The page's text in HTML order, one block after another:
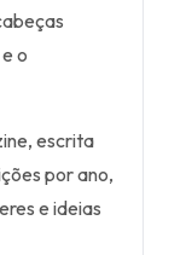
o
escrita
por ano,
e ideias